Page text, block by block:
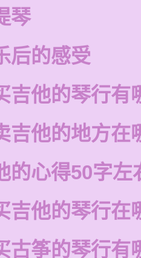
琴
后的感受
吉他的琴行有
吉他的地方在
的心得50字左
吉他的琴行在
古筝的琴行有